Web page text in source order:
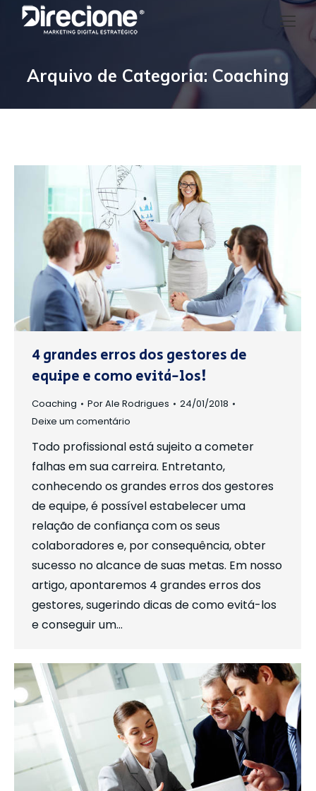
Arquivo de Categoria: Coaching
4 grandes erros dos gestores de
equipe e como evitá-los!
Coaching PorAle Rodrigues
24/01/2018
Deixe um comentário
Todo profissional está sujeito a cometer
falhas em sua carreira. Entretanto,
conhecendo os grandes erros dos gestores
de equipe, é possível estabelecer uma
relação de confiança com os seus
colaboradores e, por consequência, obter
sucesso no alcance de suas metas. Em nosso
artigo, apontaremos 4 grandes erros dos
gestores, sugerindo dicas de como evitá-los
e conseguir um…